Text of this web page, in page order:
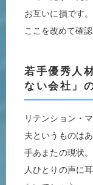
お互いに損です。
ここを改めて確
若手優秀人
ない会社」
リテンション・
夫というものは
手あまたの現状
人ひとりの声に